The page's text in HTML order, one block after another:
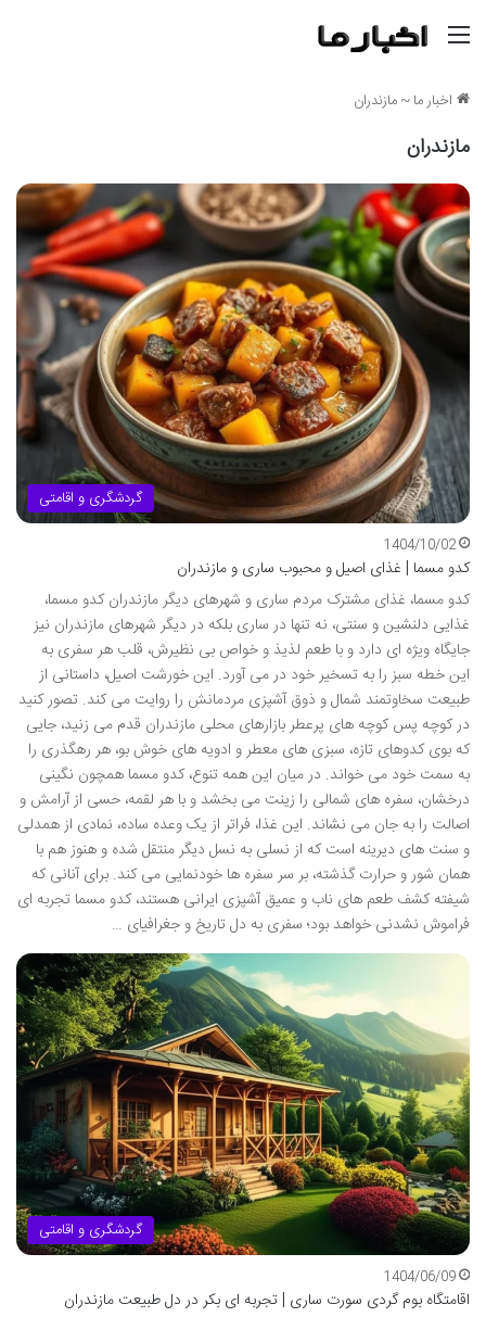
اخبار ما~مازندران
مازندران
گردشگری و اقامتی
1404/10/02
کدو مسما | غذای اصیل و محبوب ساری و مازندران
کدو مسما، غذای مشترک مردم ساری و شهرهای دیگر مازندران کدو مسما،
غذایی دلنشین و سنتی، نه تنها در ساری بلکه در دیگر شهرهای مازندران نیز
جایگاه ویژه ای دارد و با طعم لذیذ و خواص بی نظیرش، قلب هر سفری به
این خطه سبز را به تسخیر خود در می آورد. این خورشت اصیل، داستانی از
طبیعت سخاوتمند شمال و ذوق آشپزی مردمانش را روایت می کند. تصور کنید
در کوچه پس کوچه های پرعطر بازارهای محلی مازندران قدم می زنید، جایی
که بوی کدوهای تازه، سبزی های معطر و ادویه های خوش بو، هر رهگذری را
به سمت خود می خواند. در میان این همه تنوع، کدو مسما همچون نگینی
درخشان، سفره های شمالی را زینت می بخشد و با هر لقمه، حسی از آرامش و
اصالت را به جان می نشاند. این غذا، فراتر از یک وعده ساده، نمادی از همدلی
و سنت های دیرینه است که از نسلی به نسل دیگر منتقل شده و هنوز هم با
همان شور و حرارت گذشته، بر سر سفره ها خودنمایی می کند. برای آنانی که
شیفته کشف طعم های ناب و عمیق آشپزی ایرانی هستند، کدو مسما تجربه ای
فراموش نشدنی خواهد بود؛ سفری به دل تاریخ و جغرافیای …
گردشگری و اقامتی
1404/06/09
اقامتگاه بوم گردی سورت ساری | تجربه ای بکر در دل طبیعت مازندران